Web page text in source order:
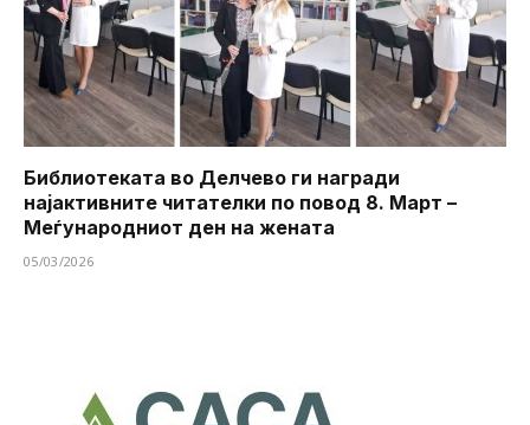
Библиотеката во Делчево ги награди
најактивните читателки по повод 8. Март –
Меѓународниот ден на жената
05/03/2026